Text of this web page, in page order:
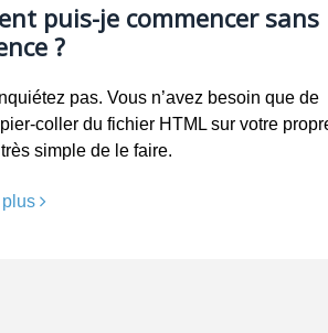
puis-je commencer sans
?
pas. Vous n’avez besoin que de
coller du fichier HTML sur votre
simple de le faire.